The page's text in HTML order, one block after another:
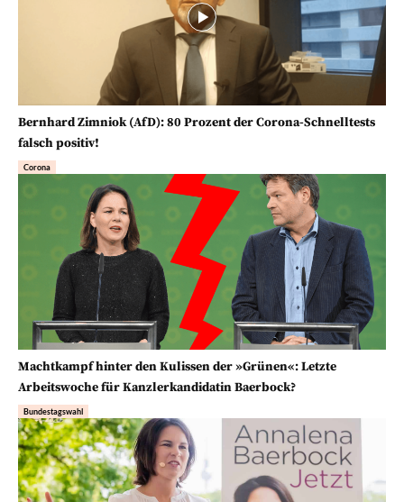
Bernhard Zimniok (AfD): 80 Prozent der Corona-Schnelltests
falsch positiv!
Corona
Machtkampf hinter den Kulissen der »Grünen«: Letzte
Arbeitswoche für Kanzlerkandidatin Baerbock?
Bundestagswahl